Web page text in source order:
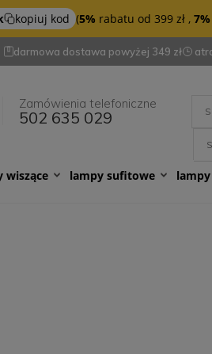
kopiuj kod (5% rabatu od 399 zł , 7%
darmowa dostawa powyżej 349 zł
Zamówienia telefoniczne
502 635 029
wiszące lampy sufitowe